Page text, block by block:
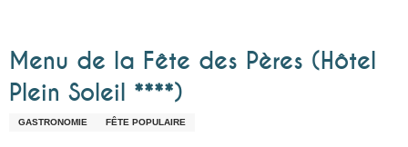
Menu de la Fête des Pères (Hôtel
Plein Soleil ****)
GASTRONOMIE FÊTE POPULAIRE